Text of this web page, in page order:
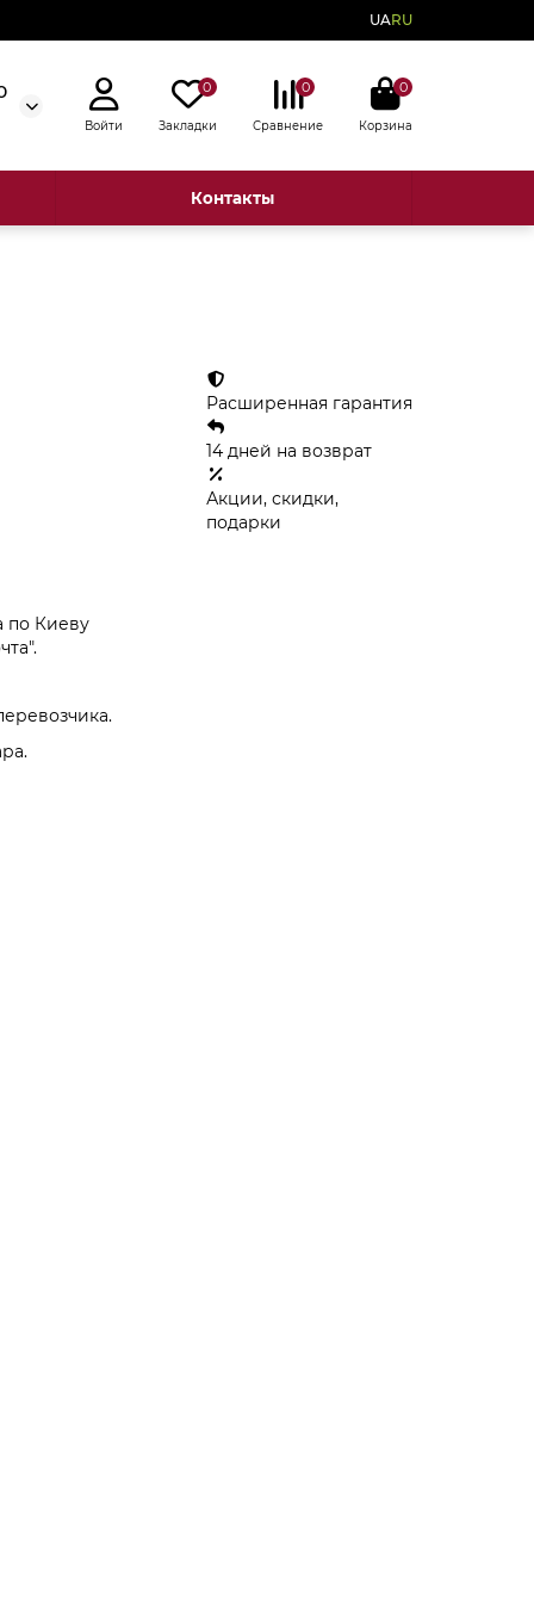
UARU
Войти
0
Закладки
0
Сравнение
0
Корзина
Контакты
по Киеву
Расширенная гарантия
14 дней на возврат
Акции, скидки,
подарки